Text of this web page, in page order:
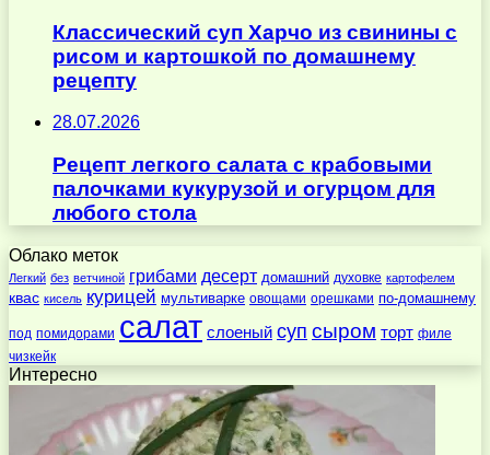
Классический суп Харчо из свинины с
рисом и картошкой по домашнему
рецепту
28.07.2026
Рецепт легкого салата с крабовыми
палочками кукурузой и огурцом для
любого стола
Облако меток
Легкий без ветчиной грибами десерт домашний духовке картофелем
квас кисель курицей мультиварке овощами орешками по-домашнему
под помидорами салат слоеный суп сыром торт филе
чизкейк
Интересно